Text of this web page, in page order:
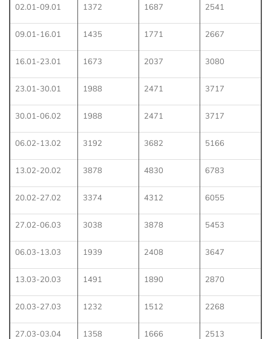
02.01-09.01 1372 1687 2541
09.01-16.01 1435 1771 2667
16.01-23.01 1673 2037 3080
23.01-30.01 1988 2471 3717
30.01-06.02 1988 2471 3717
06.02-13.02 3192 3682 5166
13.02-20.02 3878 4830 6783
20.02-27.02 3374 4312 6055
27.02-06.03 3038 3878 5453
06.03-13.03 1939 2408 3647
13.03-20.03 1491 1890 2870
20.03-27.03 1232 1512 2268
27.03-03.04 1358 1666 2513